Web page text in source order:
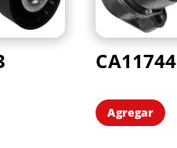
CA11744
Agregar